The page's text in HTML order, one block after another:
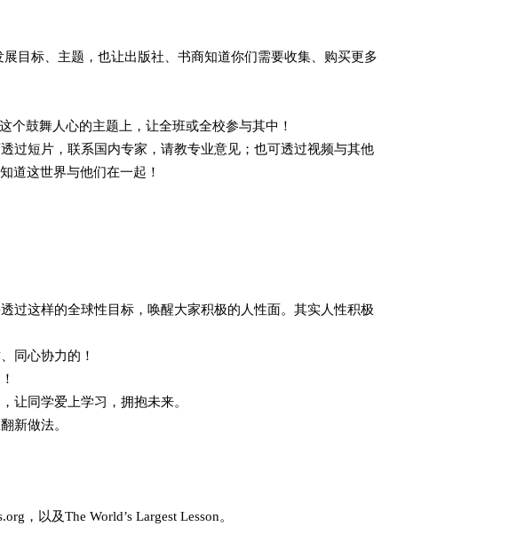
目标、主题，也让出版社、书商知道你们需要收集、购买更多
个鼓舞人心的主题上，让全班或全校参与其中！
过短片，联系国内专家，请教专业意见；也可透过视频与其他
道这世界与他们在一起！
过这样的全球性目标，唤醒大家积极的人性面。其实人性积极
同心协力的！
让同学爱上学习，拥抱未来。
新做法。
，以及The World’s Largest Lesson。